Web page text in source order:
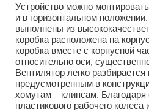
Устройство можно
и в горизонтальном
выполнены из
коробка расположена на
коробка вместе с корпусной
относительно оси,
Вентилятор легко
предусмотренным в
хомутам – клипсам.
пластикового рабочего